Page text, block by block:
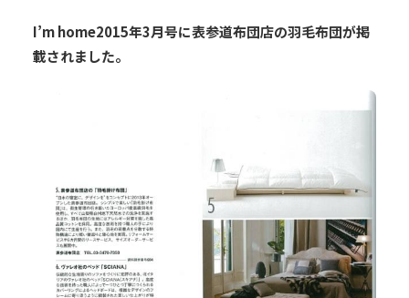
I’m home2015年3月号に表参道布団店の羽毛布団が掲
載されました。